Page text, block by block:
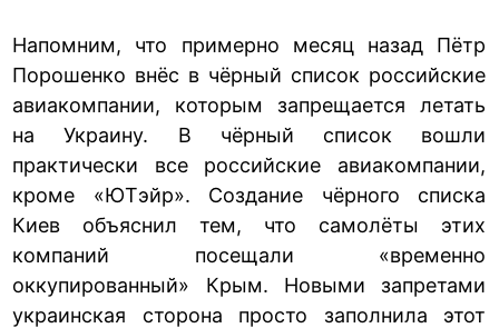
Напомним, что примерно месяц назад Пётр
Порошенко внёс в чёрный список российские
авиакомпании, которым запрещается летать
на Украину. В чёрный список вошли
практически все российские авиакомпании,
кроме «ЮТэйр». Создание чёрного списка
Киев объяснил тем, что самолёты этих
компаний посещали «временно
оккупированный» Крым. Новыми запретами
украинская сторона просто заполнила этот